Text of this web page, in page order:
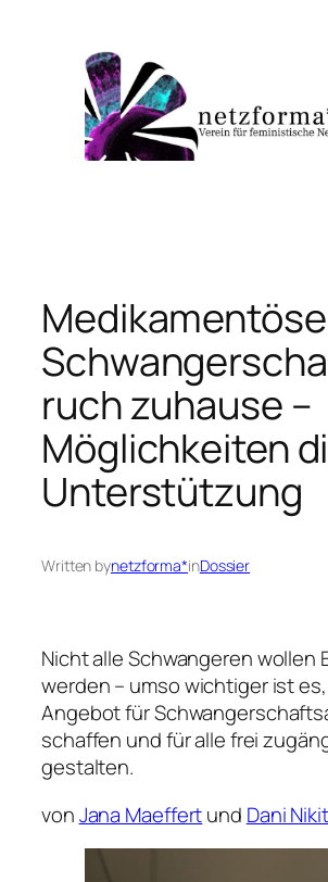
ruch zuhause –
Möglichkeiten
Unterstützung
Written bynetzforma*inDossier
Nicht alle Schwangeren wollen
werden – umso wichtiger ist
Angebot für
schaffen und für alle frei
gestalten.
vonJana Maeffertund Dani